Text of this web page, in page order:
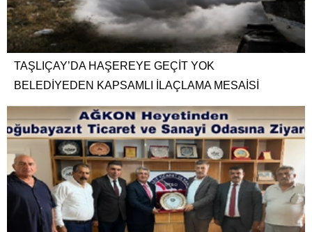
TAŞLIÇAY’DA HAŞEREYE GEÇİT YOK
BELEDİYEDEN KAPSAMLI İLAÇLAMA MESAİSİ